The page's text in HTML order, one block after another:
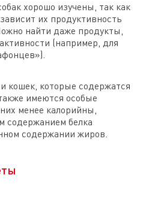
хорошо изучены, так как
их продуктивность
найти даже продукты,
(например, для
кошек, которые содержатся
имеются особые
менее калорийны,
содержанием белка
содержании жиров.